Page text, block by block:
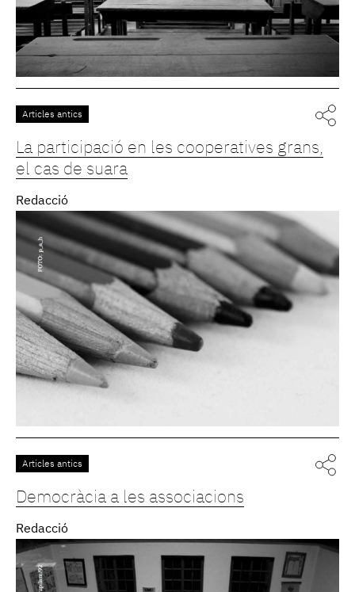
Articles antics
La participació en les cooperatives grans,
el cas de suara
Redacció
Articles antics
Democràcia a les associacions
Redacció